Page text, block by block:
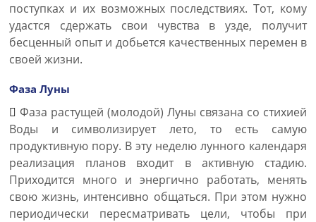
поступках и их возможных последствиях. Тот, кому
удастся сдержать свои чувства в узде, получит
бесценный опыт и добьется качественных перемен в
своей жизни.
Фаза Луны
Фаза растущей (молодой) Луны связана со стихией
Воды и символизирует лето, то есть самую
продуктивную пору. В эту неделю лунного календаря
реализация планов входит в активную стадию.
Приходится много и энергично работать, менять
свою жизнь, интенсивно общаться. При этом нужно
периодически пересматривать цели, чтобы при